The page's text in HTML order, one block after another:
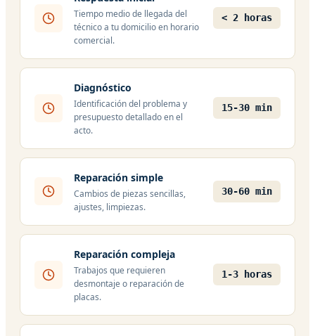
Tiempo medio de llegada del
técnico a tu domicilio en horario
comercial.
< 2 horas
Diagnóstico
Identificación del problema y
presupuesto detallado en el
acto.
15-30 min
Reparación simple
Cambios de piezas sencillas,
ajustes, limpiezas.
30-60 min
Reparación compleja
Trabajos que requieren
desmontaje o reparación de
placas.
1-3 horas